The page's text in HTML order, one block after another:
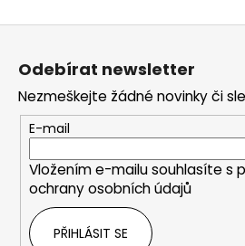
Odebírat newsletter
Nezmeškejte žádné novinky či
E-mail
Vložením e-mailu souhlasíte s
ochrany osobních údajů
PŘIHLÁSIT SE